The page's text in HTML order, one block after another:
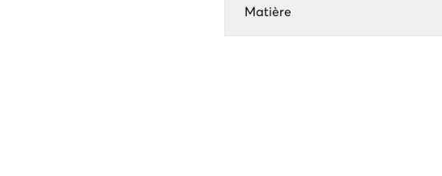
Matière